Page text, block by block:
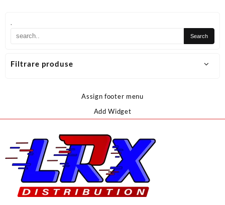
.
Filtrare produse
Assign footer menu
Add Widget